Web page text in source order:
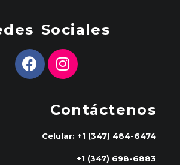
Sociales
Contáctenos
Celular: +1 (347) 484-6474
+1 (347) 698-6883